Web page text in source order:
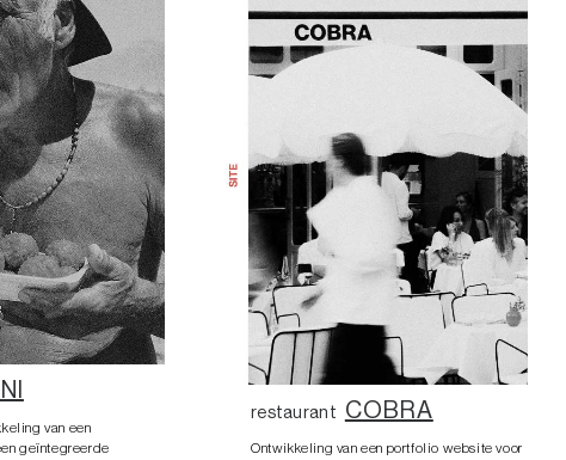
van een
geïntegreerde
restaurant COBRA
Ontwikkeling van een portfolio website voor